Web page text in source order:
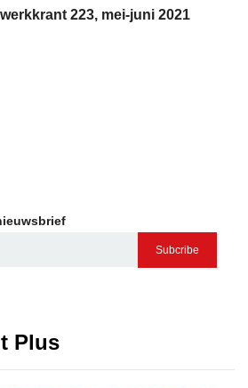
223, mei-juni 2021
Subcribe
Plus